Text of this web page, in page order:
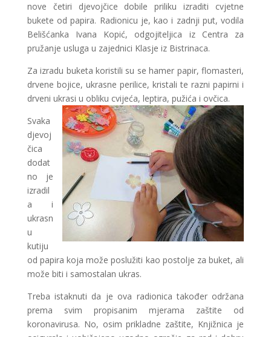
nove četiri djevojčice dobile priliku izraditi cvjetne
bukete od papira. Radionicu je, kao i zadnji put, vodila
Belišćanka Ivana Kopić, odgojiteljica iz Centra za
pružanje usluga u zajednici Klasje iz Bistrinaca.
Za izradu buketa koristili su se hamer papir, flomasteri,
drvene bojice, ukrasne perilice, kristali te razni papirni i
drveni ukrasi u obliku cvijeća, leptira, pužića i ovčica.
Svaka
djevoj
čica
dodat
no je
izradil
a i
ukrasn
u
kutiju
od papira koja može poslužiti kao postolje za buket, ali
može biti i samostalan ukras.
Treba istaknuti da je ova radionica također održana
prema svim propisanim mjerama zaštite od
koronavirusa. No, osim prikladne zaštite, Knjižnica je